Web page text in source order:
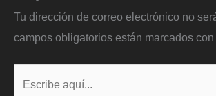
Tu dirección de correo electrónico no
campos obligatorios están marcados con